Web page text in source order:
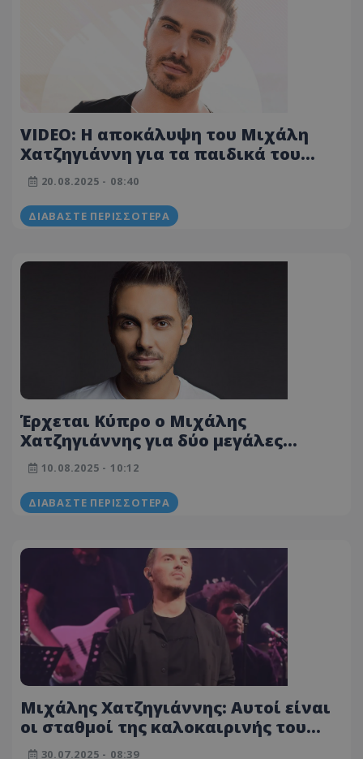
VIDEO: Η αποκάλυψη του Μιχάλη
Χατζηγιάννη για τα παιδικά του
χρόνια στην Κρήτη
20.08.2025 - 08:40
ΔΙΑΒΆΣΤΕ ΠΕΡΙΣΣΌΤΕΡΑ
Έρχεται Κύπρο ο Μιχάλης
Χατζηγιάννης για δύο μεγάλες
συναυλίες μαζί με τον ZAF -
Λεπτομέρειες
10.08.2025 - 10:12
ΔΙΑΒΆΣΤΕ ΠΕΡΙΣΣΌΤΕΡΑ
Μιχάλης Χατζηγιάννης: Αυτοί είναι
οι σταθμοί της καλοκαιρινής του
30.07.2025 - 08:39